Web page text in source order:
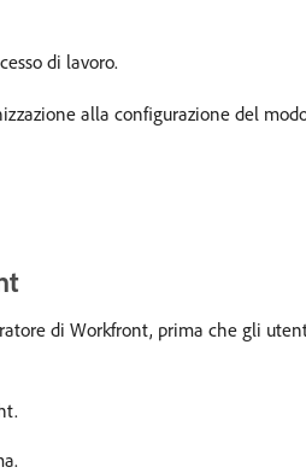
di lavoro.
alla configurazione del
di Workfront, prima che gli